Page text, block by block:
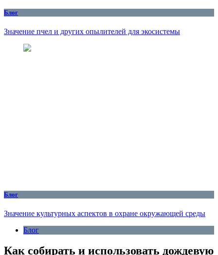
Блог
Значение пчел и других опылителей для экосистемы
Блог
Значение культурных аспектов в охране окружающей среды
Блог
Как собирать и использовать дождевую